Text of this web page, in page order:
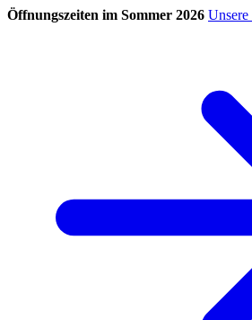
Öffnungszeiten im Sommer 2026